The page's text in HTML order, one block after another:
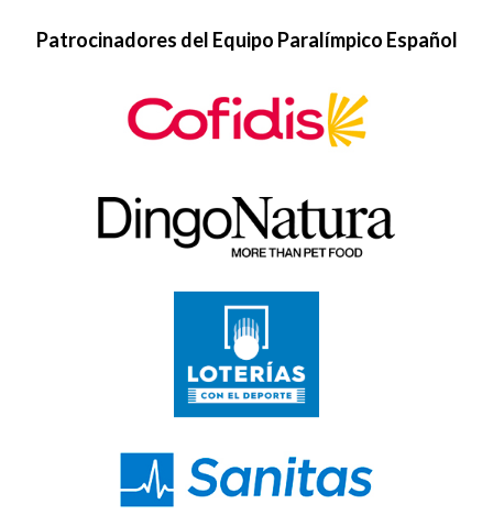
Patrocinadores del Equipo Paralímpico Español